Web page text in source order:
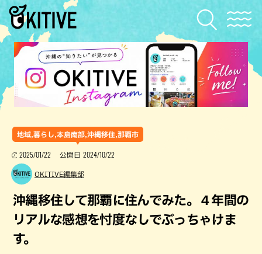
地域,暮らし,本島南部,沖縄移住,那覇市
2025/01/22 公開日 2024/10/22
OKITIVE編集部
沖縄移住して那覇に住んでみた。４年間の
リアルな感想を忖度なしでぶっちゃけま
す。